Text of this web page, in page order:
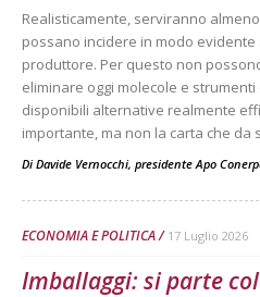
Realisticamente, serviranno
possano incidere in modo evidente
produttore. Per questo non
eliminare oggi molecole e
disponibili alternative realmente
importante, ma non la carta che
Di Davide Vernocchi, presidente Apo
ECONOMIA E POLITICA 17 Luglio 2026
Imballaggi: si parte